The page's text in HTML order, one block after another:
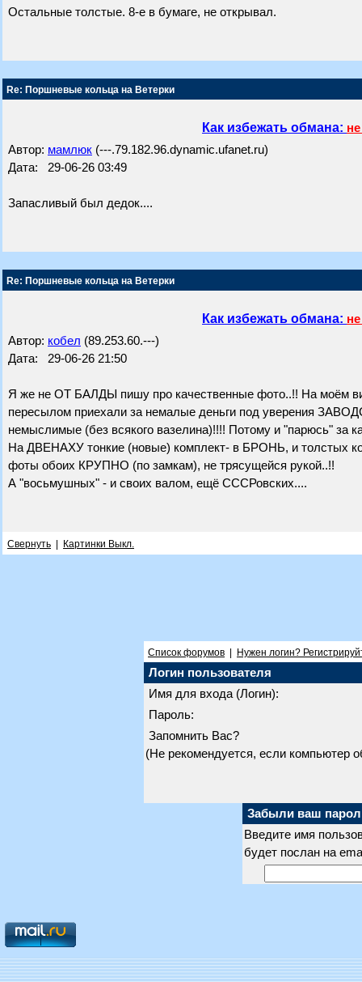
Остальные толстые. 8-е в бумаге, не открывал.
Re: Поршневые кольца на Ветерки
Как избежать обмана:
Автор: мамлюк (---.79.182.96.dynamic.ufanet.ru)
Дата: 29-06-26 03:49
Запасливый был дедок....
Re: Поршневые кольца на Ветерки
Как избежать обмана:
Автор: кобел (89.253.60.---)
Дата: 29-06-26 21:50
Я же не ОТ БАЛДЫ пишу про качественные фото..!! На моëм
пересылом приехали за немалые деньги под уверения
немыслимые (без всякого вазелина)!!!! Потому и "парюсь" за
На ДВЕНАХУ тонкие (новые) комплект- в БРОНЬ, и толстых
фоты обоих КРУПНО (по замкам), не трясущейся рукой..!!
А "восьмушных" - и своих валом, ещё СССРовских....
Свернуть Картинки Выкл.
Список форумов Нужен логин?
Логин пользователя
Имя для входа (Логин):
Пароль:
Запомнить Вас?
(Не рекомендуется, если компьютер
Забыли ваш
Введите имя
будет послан на